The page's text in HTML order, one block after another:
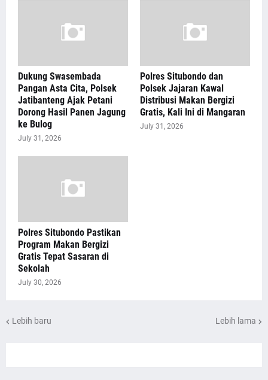
Dukung Swasembada
Pangan Asta Cita, Polsek
Jatibanteng Ajak Petani
Dorong Hasil Panen Jagung
ke Bulog
July 31, 2026
Polres Situbondo dan
Polsek Jajaran Kawal
Distribusi Makan Bergizi
Gratis, Kali Ini di Mangaran
July 31, 2026
Polres Situbondo Pastikan
Program Makan Bergizi
Gratis Tepat Sasaran di
Sekolah
July 30, 2026
Lebih baru Lebih lama